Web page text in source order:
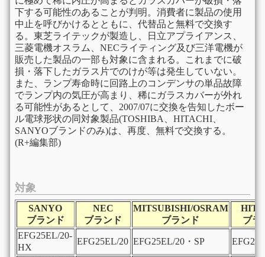
下する可能性のあることが判明。消費者に製品の使用
中止を呼びかけるとともに、代替品と無料で交換す
る。東芝ライテックが製造し、日立アプライアンス、
三菱電機オスラム、NECライティング及び三洋電機が
販売した製品の一部も対象に含まれる。これまでに破
損・落下したガラス片でのけが等は発生していない。
また、ランプ寿命時に回路上のコンデンサの単品故障
でランプ内の気圧が高まり、稀にガラスカバーが外れ
る可能性があるとして、2007/07に交換を告知したボー
ル電球形状の同対象製品(TOSHIBA、HITACHI、
SANYOブランドのみ)は、再度、無料で交換する。
(R+編集部)
対象
SANYO
ブランド
NEC
ブランド
MITSUBISHI/OSRAM
ブランド
ブラ
EFG25EL/20-
HX
EFG25EL/20 EFG25EL/20・SP